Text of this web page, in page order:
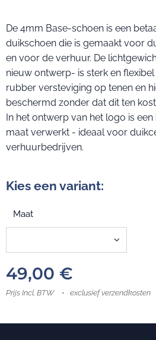
De 4mm Base-schoen is een
duikschoen die is gemaakt voor
en voor de verhuur. De
nieuw ontwerp- is sterk en flexibel
rubber versteviging op tenen en
beschermd zonder dat dit ten
In het ontwerp van het logo is
maat verwerkt - ideaal voor
verhuurbedrijven.
Kies een variant:
Maat
49,00 €
Prijs Incl. BTW exclusief verzendkosten